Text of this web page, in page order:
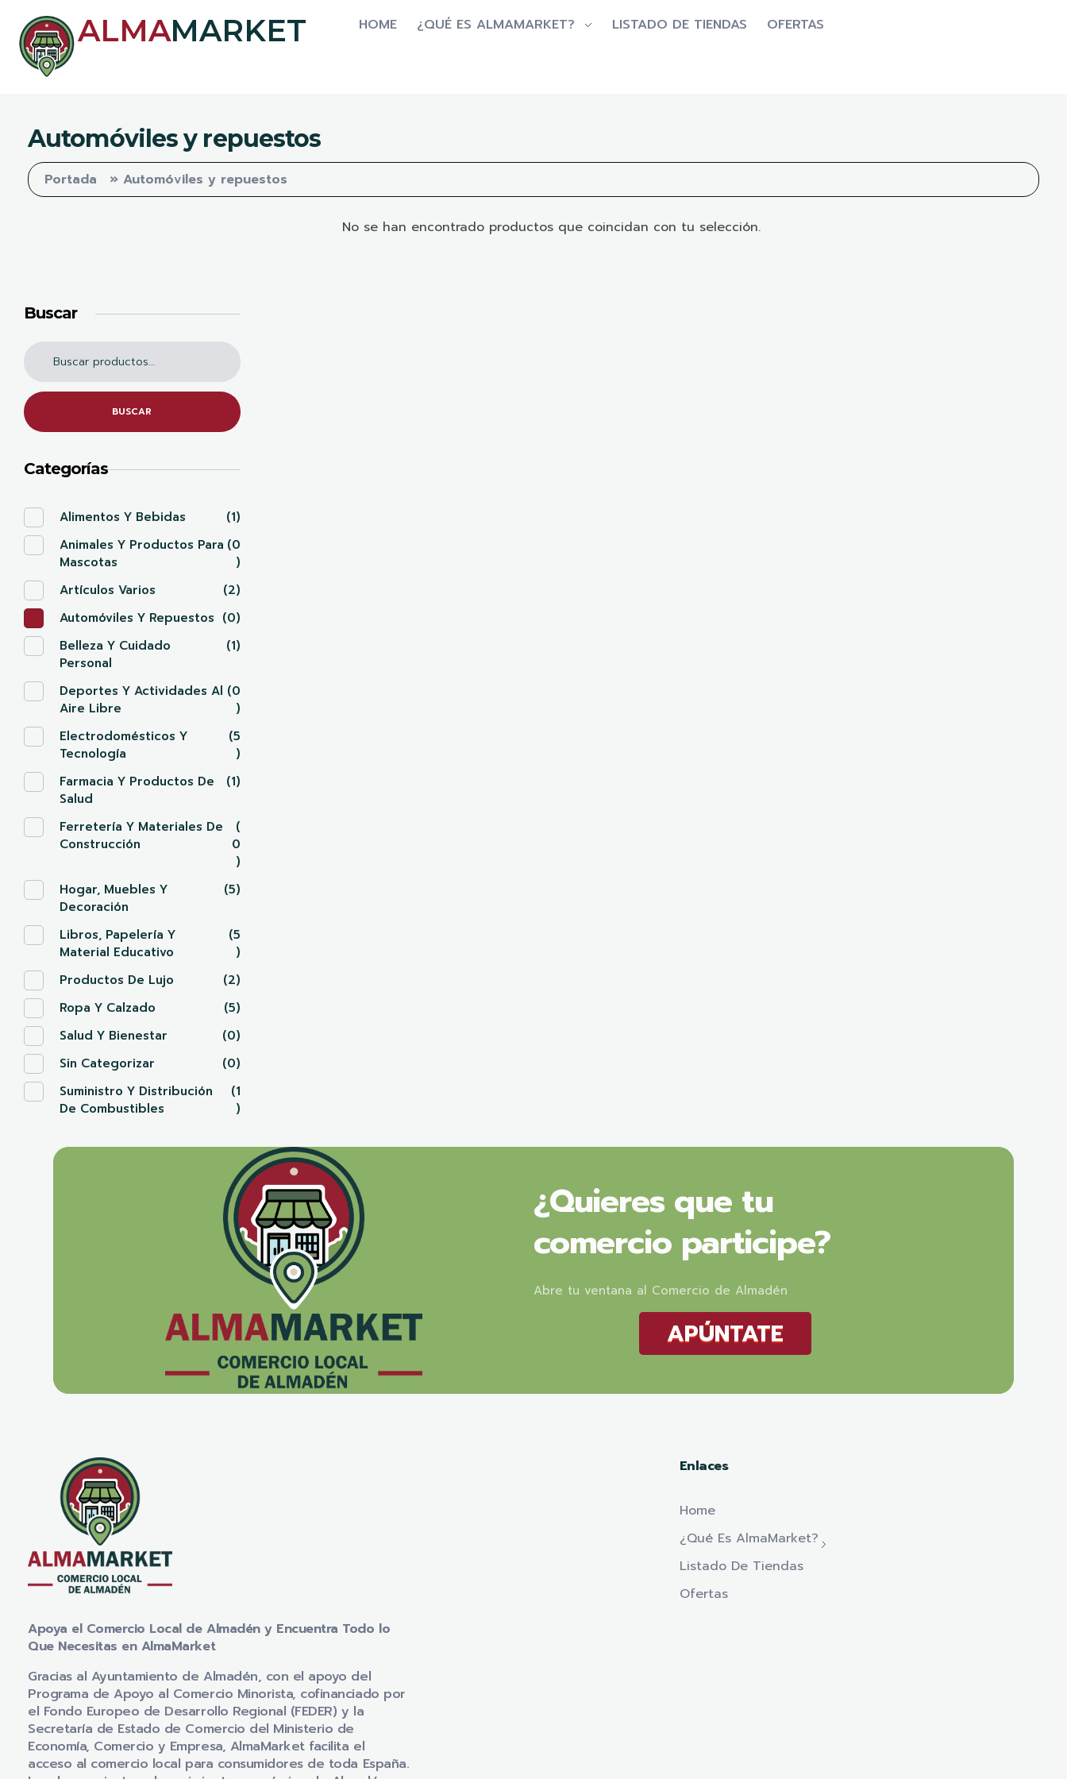
ALMAMARKET HOME ¿QUÉ ES ALMAMARKET? LISTADO DE TIENDAS OFERTAS
Portada » Automóviles y repuestos
Automóviles y repuestos
No se han encontrado productos que coincidan con tu selección.
Buscar
BUSCAR
Categorías
Alimentos Y Bebidas
(1)
Animales Y Productos Para
Mascotas
(0
)
Artículos Varios
(2)
Automóviles Y Repuestos (0)
Belleza Y Cuidado
Personal
(1)
Deportes Y Actividades Al
Aire Libre
(0
)
Electrodomésticos Y
Tecnología
(5
)
Farmacia Y Productos De
Salud
(1)
Ferretería Y Materiales De
Construcción
(
0
)
Hogar, Muebles Y
Decoración
(5)
Libros, Papelería Y
Material Educativo
(5
)
Productos De Lujo
(2)
Ropa Y Calzado
(5)
Salud Y Bienestar
(0)
Sin Categorizar
(0)
Suministro Y Distribución
De Combustibles
(1
)
¿Quieres que tu
comercio participe?
Abre tu ventana al Comercio de Almadén
APÚNTATE
Apoya el Comercio Local de Almadén y Encuentra Todo lo
Que Necesitas en AlmaMarket
Gracias al Ayuntamiento de Almadén, con el apoyo del
Programa de Apoyo al Comercio Minorista, cofinanciado por
el Fondo Europeo de Desarrollo Regional (FEDER) y la
Secretaría de Estado de Comercio del Ministerio de
Economía, Comercio y Empresa, AlmaMarket facilita el
acceso al comercio local para consumidores de toda España.
Enlaces
Home
¿Qué Es AlmaMarket?
Listado De Tiendas
Ofertas